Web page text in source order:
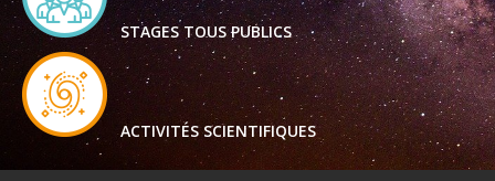
STAGES TOUS PUBLICS
ACTIVITÉS SCIENTIFIQUES